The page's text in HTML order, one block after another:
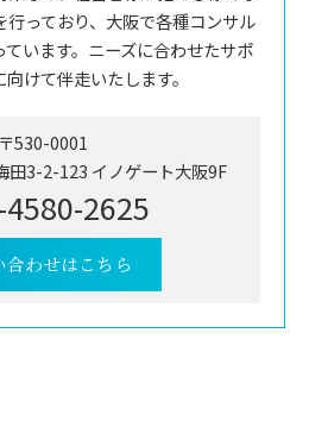
っており、大阪で各種コンサル
います。ニーズに合わせたサポ
けて伴走いたします。
〒530-0001
田3-2-123 イノゲート大阪9F
2625
合わせはこちら